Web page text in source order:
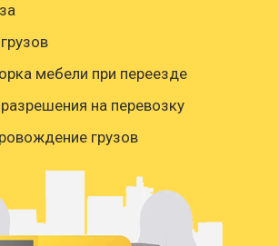
мебели при переезде
на перевозку
грузов